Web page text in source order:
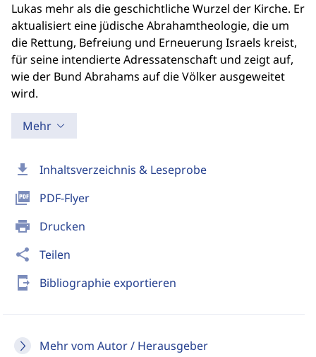
download Inhaltsverzeichnis & Leseprobe
picture_as_pdf PDF-Flyer
print Drucken
share Teilen
send_to_mobile Bibliographie exportieren
Mehr vom Autor / Herausgeber
Lukas mehr als die geschichtliche Wurzel der Kirche. Er
aktualisiert eine jüdische Abrahamtheologie, die um
die Rettung, Befreiung und Erneuerung Israels kreist,
für seine intendierte Adressatenschaft und zeigt auf,
wie der Bund Abrahams auf die Völker ausgeweitet
wird.
Mehr